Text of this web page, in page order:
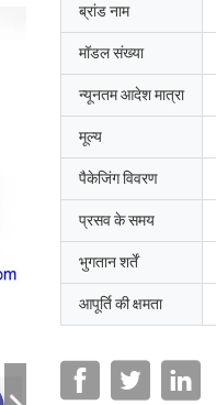
ब्रांड नाम
मॉडल संख्या
न्यूनतम आदेश मात्रा
मूल्य
पैकेजिंग विवरण
प्रसव के समय
भुगतान शर्तें
आपूर्ति की क्षमता